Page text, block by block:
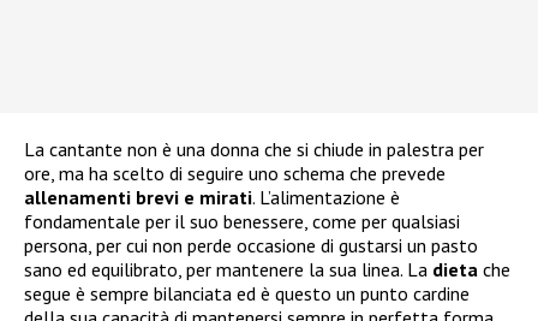
La cantante non è una donna che si chiude in palestra per
ore, ma ha scelto di seguire uno schema che prevede
allenamenti brevi e mirati. L’alimentazione è
fondamentale per il suo benessere, come per qualsiasi
persona, per cui non perde occasione di gustarsi un pasto
sano ed equilibrato, per mantenere la sua linea. La dieta che
segue è sempre bilanciata ed è questo un punto cardine